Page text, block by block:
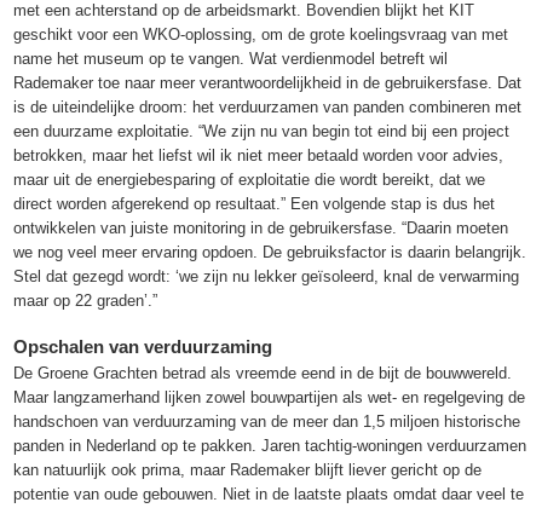
met een achterstand op de arbeidsmarkt. Bovendien blijkt het KIT
geschikt voor een WKO-oplossing, om de grote koelingsvraag van met
name het museum op te vangen. Wat verdienmodel betreft wil
Rademaker toe naar meer verantwoordelijkheid in de gebruikersfase. Dat
is de uiteindelijke droom: het verduurzamen van panden combineren met
een duurzame exploitatie. “We zijn nu van begin tot eind bij een project
betrokken, maar het liefst wil ik niet meer betaald worden voor advies,
maar uit de energiebesparing of exploitatie die wordt bereikt, dat we
direct worden afgerekend op resultaat.” Een volgende stap is dus het
ontwikkelen van juiste monitoring in de gebruikersfase. “Daarin moeten
we nog veel meer ervaring opdoen. De gebruiksfactor is daarin belangrijk.
Stel dat gezegd wordt: ‘we zijn nu lekker geïsoleerd, knal de verwarming
maar op 22 graden’.”
Opschalen van verduurzaming
De Groene Grachten betrad als vreemde eend in de bijt de bouwwereld.
Maar langzamerhand lijken zowel bouwpartijen als wet- en regelgeving de
handschoen van verduurzaming van de meer dan 1,5 miljoen historische
panden in Nederland op te pakken. Jaren tachtig-woningen verduurzamen
kan natuurlijk ook prima, maar Rademaker blijft liever gericht op de
potentie van oude gebouwen. Niet in de laatste plaats omdat daar veel te